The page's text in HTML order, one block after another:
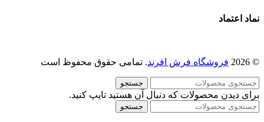
نماد اعتماد
© 2026 فروشگاه فرش افرند. تمامی حقوق محفوظ است
جستجو
برای دیدن محصولات که دنبال آن هستید تایپ کنید.
جستجو